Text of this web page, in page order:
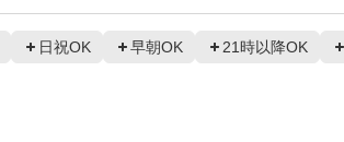
日祝OK 早朝OK 21時以降OK